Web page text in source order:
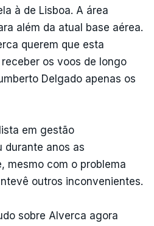
à de Lisboa. A área
além da atual base aérea.
querem que esta
os voos de longo
Delgado apenas os
em gestão
durante anos as
mesmo com o problema
outros inconvenientes.
sobre Alverca agora